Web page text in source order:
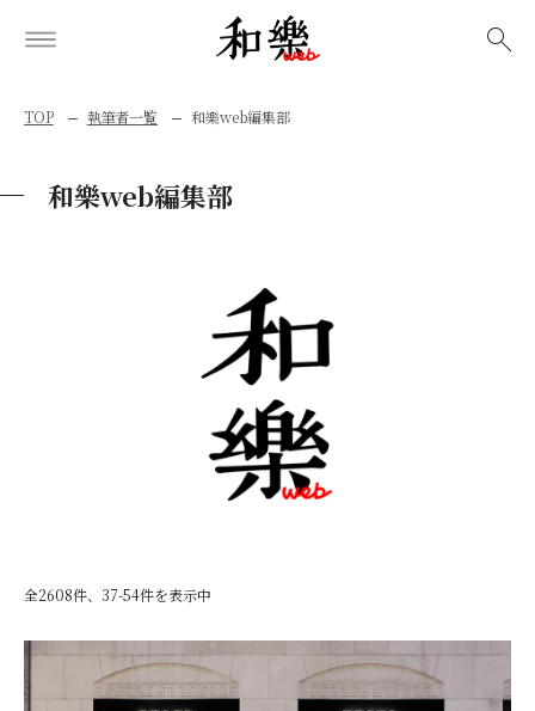
TOP 執筆者一覧 和樂web編集部
和樂web編集部
全2608件、37-54件を表示中